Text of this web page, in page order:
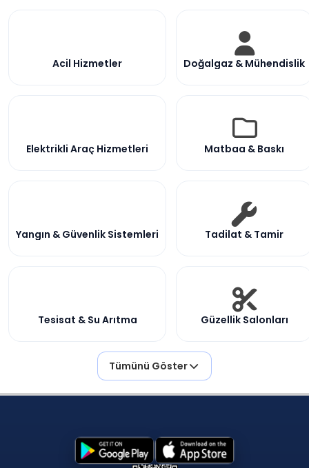
Acil Hizmetler Doğalgaz & Mühendislik
Elektrikli Araç Hizmetleri Matbaa & Baskı
Yangın & Güvenlik Sistemleri Tadilat & Tamir
Tesisat & Su Arıtma Güzellik Salonları
Tümünü Göster